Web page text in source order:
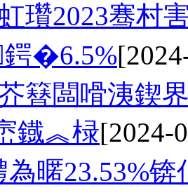
瓚2023骞村
鍔�6.5%
簮闆嗗洟鍥
鐡︽椂[2024-
為暱23.53%